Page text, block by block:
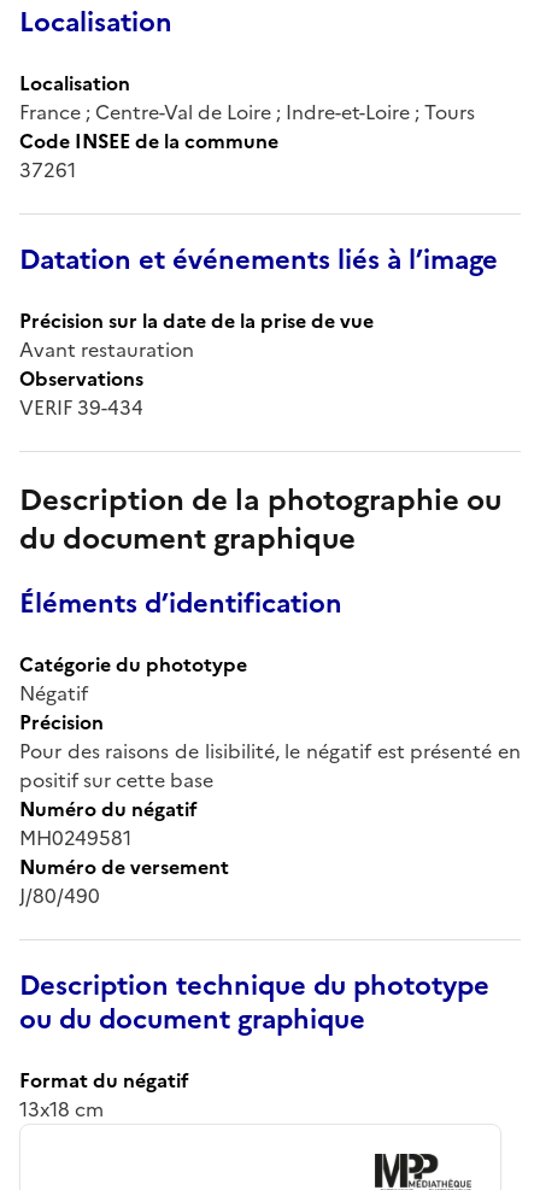
Localisation
Localisation
France ; Centre-Val de Loire ; Indre-et-Loire ; Tours
Code INSEE de la commune
37261
Datation et événements liés à l’image
Précision sur la date de la prise de vue
Avant restauration
Observations
VERIF 39-434
Description de la photographie ou
du document graphique
Éléments d’identification
Catégorie du phototype
Négatif
Précision
Pour des raisons de lisibilité, le négatif est présenté en
positif sur cette base
Numéro du négatif
MH0249581
Numéro de versement
J/80/490
Description technique du phototype
ou du document graphique
Format du négatif
13x18 cm